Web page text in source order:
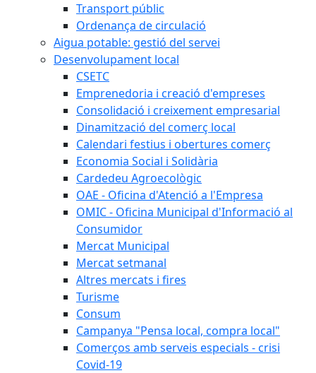
Transport públic
Ordenança de circulació
Aigua potable: gestió del servei
Desenvolupament local
CSETC
Emprenedoria i creació d'empreses
Consolidació i creixement empresarial
Dinamització del comerç local
Calendari festius i obertures comerç
Economia Social i Solidària
Cardedeu Agroecològic
OAE - Oficina d'Atenció a l'Empresa
OMIC - Oficina Municipal d'Informació al
Consumidor
Mercat Municipal
Mercat setmanal
Altres mercats i fires
Turisme
Consum
Campanya "Pensa local, compra local"
Comerços amb serveis especials - crisi
Covid-19